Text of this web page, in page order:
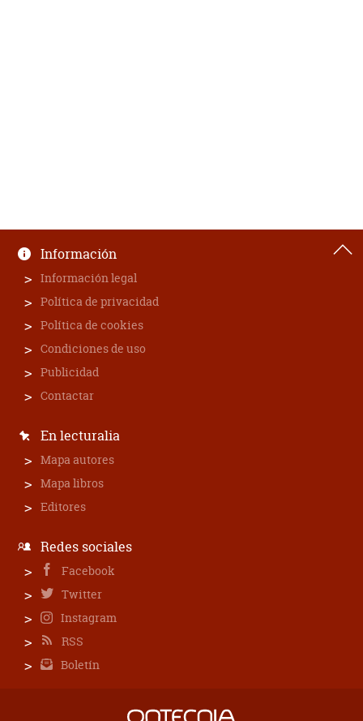
Información
Información legal
Política de privacidad
Política de cookies
Condiciones de uso
Publicidad
Contactar
En lecturalia
Mapa autores
Mapa libros
Editores
Redes sociales
Facebook
Twitter
Instagram
RSS
Boletín